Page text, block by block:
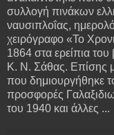
συλλογή πινάκων
ναυσιπλοΐας,
χειρόγραφο «Το
1864 στα ερείπια
Κ. Ν. Σάθας. Επίσης
που δημιουργήθηκε
προσφορές
του 1940 και άλλες ...